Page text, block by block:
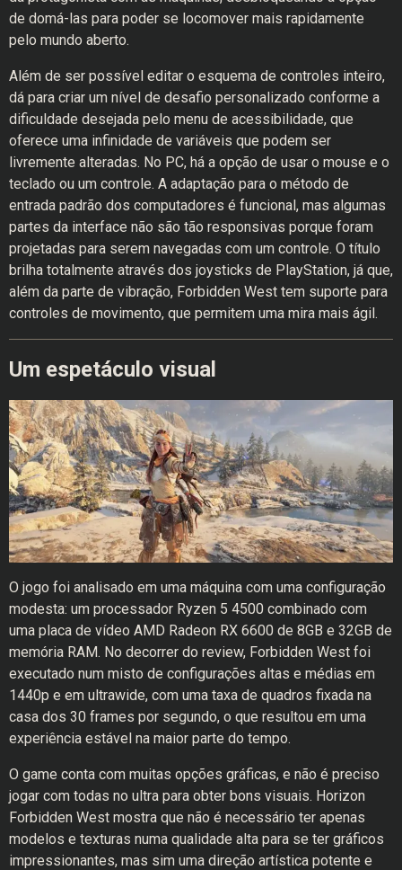
de domá-las para poder se locomover mais rapidamente
pelo mundo aberto.
Além de ser possível editar o esquema de controles inteiro,
dá para criar um nível de desafio personalizado conforme a
dificuldade desejada pelo menu de acessibilidade, que
oferece uma infinidade de variáveis que podem ser
livremente alteradas. No PC, há a opção de usar o mouse e o
teclado ou um controle. A adaptação para o método de
entrada padrão dos computadores é funcional, mas algumas
partes da interface não são tão responsivas porque foram
projetadas para serem navegadas com um controle. O título
brilha totalmente através dos joysticks de PlayStation, já que,
além da parte de vibração, Forbidden West tem suporte para
controles de movimento, que permitem uma mira mais ágil.
Um espetáculo visual
O jogo foi analisado em uma máquina com uma configuração
modesta: um processador Ryzen 5 4500 combinado com
uma placa de vídeo AMD Radeon RX 6600 de 8GB e 32GB de
memória RAM. No decorrer do review, Forbidden West foi
executado num misto de configurações altas e médias em
1440p e em ultrawide, com uma taxa de quadros fixada na
casa dos 30 frames por segundo, o que resultou em uma
experiência estável na maior parte do tempo.
O game conta com muitas opções gráficas, e não é preciso
jogar com todas no ultra para obter bons visuais. Horizon
Forbidden West mostra que não é necessário ter apenas
modelos e texturas numa qualidade alta para se ter gráficos
impressionantes, mas sim uma direção artística potente e